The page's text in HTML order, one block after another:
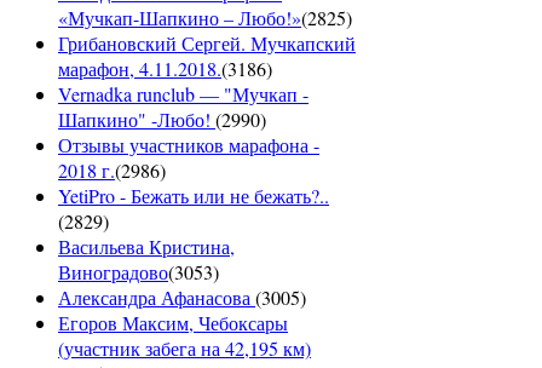
«Мучкап-Шапкино – Любо!»(2825)
Грибановский Сергей. Мучкапский
марафон, 4.11.2018.(3186)
Vernadka runclub — "Мучкап -
Шапкино" -Любо! (2990)
Отзывы участников марафона -
2018 г.(2986)
YetiPro - Бежать или не бежать?..
(2829)
Васильева Кристина,
Виноградово(3053)
Александра Афанасова(3005)
Егоров Максим, Чебоксары
(участник забега на 42,195 км)